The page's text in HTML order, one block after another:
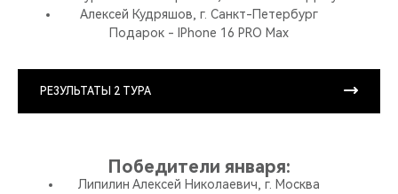
Алексей Кудряшов, г. Санкт-Петербург
Подарок - IPhone 16 PRO Max
РЕЗУЛЬТАТЫ 2 ТУРА
Победители января:
Липилин Алексей Николаевич, г. Москва